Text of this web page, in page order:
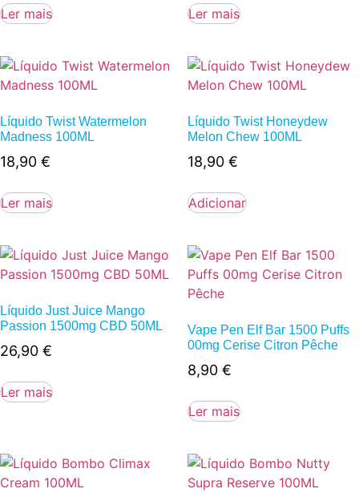
Ler mais Ler mais
Líquido Twist Watermelon
Madness 100ML
18,90 €
Ler mais
Líquido Twist Honeydew
Melon Chew 100ML
18,90 €
Adicionar
Líquido Just Juice Mango
Passion 1500mg CBD 50ML
26,90 €
Ler mais
Vape Pen Elf Bar 1500 Puffs
00mg Cerise Citron Pêche
8,90 €
Ler mais